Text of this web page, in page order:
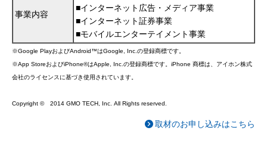
事業内容
■インターネット広告・メディア事業
■インターネット証券事業
■モバイルエンターテイメント事業
※Google PlayおよびAndroid™はGoogle, Inc.の登録商標です。
※App StoreおよびiPhone®はApple, Inc.の登録商標です。 iPhone 商標は、アイホン株式
会社のライセンスに基づき使用されています。
Copyright © 2014 GMO TECH, Inc. All Rights reserved.
取材のお申し込みはこちら